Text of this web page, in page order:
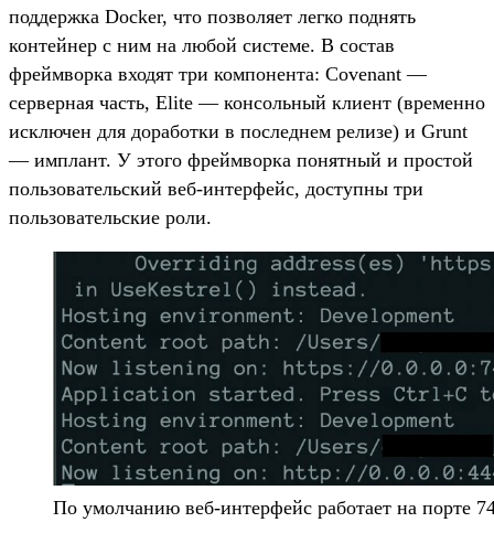
поддержка Docker, что позволяет легко поднять
контейнер с ним на любой системе. В состав
фреймворка входят три компонента: Covenant —
серверная часть, Elite — консольный клиент (временно
исключен для доработки в последнем релизе) и Grunt
— имплант. У этого фреймворка понятный и простой
пользовательский веб-интерфейс, доступны три
пользовательские роли.
По умолчанию веб-интерфейс работает на порте